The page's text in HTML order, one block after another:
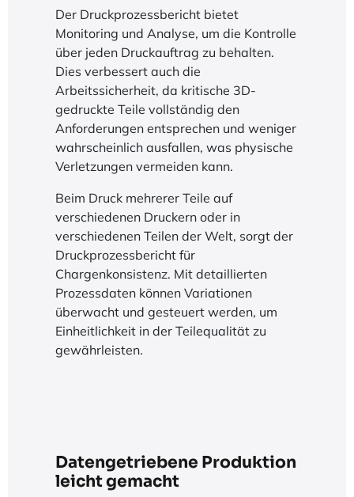
Der Druckprozessbericht bietet
Monitoring und Analyse, um die Kontrolle
über jeden Druckauftrag zu behalten.
Dies verbessert auch die
Arbeitssicherheit, da kritische 3D-
gedruckte Teile vollständig den
Anforderungen entsprechen und weniger
wahrscheinlich ausfallen, was physische
Verletzungen vermeiden kann.
Beim Druck mehrerer Teile auf
verschiedenen Druckern oder in
verschiedenen Teilen der Welt, sorgt der
Druckprozessbericht für
Chargenkonsistenz. Mit detaillierten
Prozessdaten können Variationen
überwacht und gesteuert werden, um
Einheitlichkeit in der Teilequalität zu
gewährleisten.
Datengetriebene Produktion
leicht gemacht